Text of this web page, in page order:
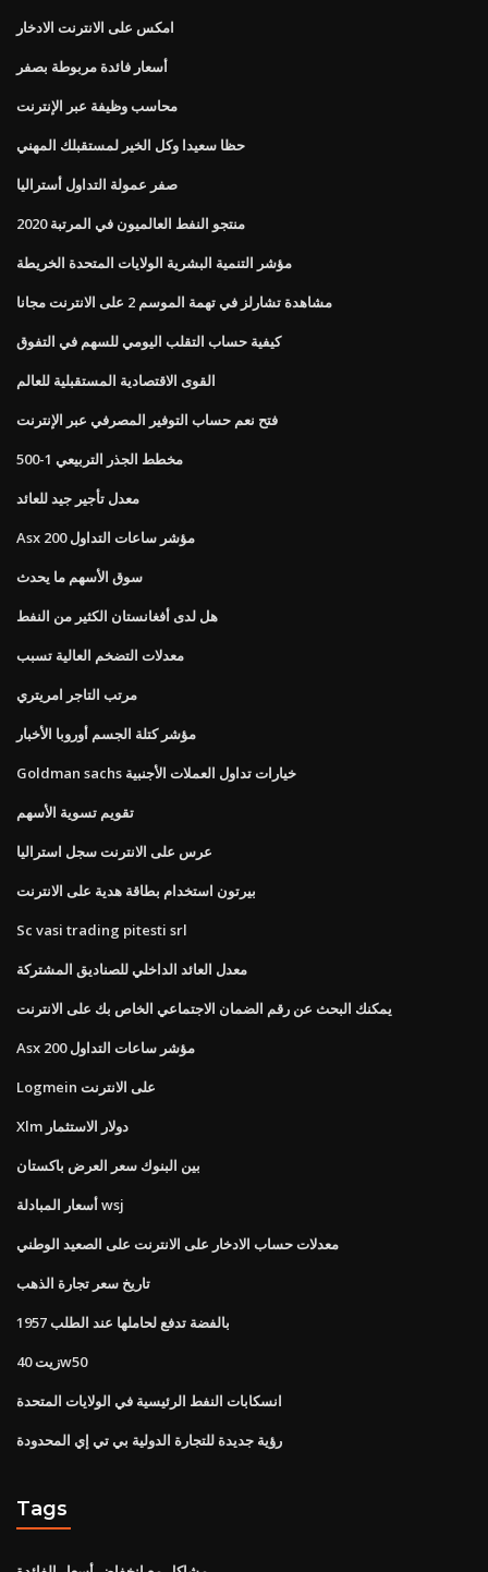
امكس على الانترنت الادخار
أسعار فائدة مربوطة بصفر
محاسب وظيفة عبر الإنترنت
حظا سعيدا وكل الخير لمستقبلك المهني
صفر عمولة التداول أستراليا
منتجو النفط العالميون في المرتبة 2020
مؤشر التنمية البشرية الولايات المتحدة الخريطة
مشاهدة تشارلز في تهمة الموسم 2 على الانترنت مجانا
كيفية حساب التقلب اليومي للسهم في التفوق
القوى الاقتصادية المستقبلية للعالم
فتح نعم حساب التوفير المصرفي عبر الإنترنت
مخطط الجذر التربيعي 1-500
معدل تأجير جيد للعائد
Asx 200 مؤشر ساعات التداول
سوق الأسهم ما يحدث
هل لدى أفغانستان الكثير من النفط
معدلات التضخم العالية تسبب
مرتب التاجر امريتري
مؤشر كتلة الجسم أوروبا الأخبار
Goldman sachs خيارات تداول العملات الأجنبية
تقويم تسوية الأسهم
عرس على الانترنت سجل استراليا
بيرتون استخدام بطاقة هدية على الانترنت
Sc vasi trading pitesti srl
معدل العائد الداخلي للصناديق المشتركة
يمكنك البحث عن رقم الضمان الاجتماعي الخاص بك على الانترنت
Asx 200 مؤشر ساعات التداول
Logmein على الانترنت
Xlm دولار الاستثمار
بين البنوك سعر العرض باكستان
أسعار المبادلة wsj
معدلات حساب الادخار على الانترنت على الصعيد الوطني
تاريخ سعر تجارة الذهب
بالفضة تدفع لحاملها عند الطلب 1957
زيت 40w50
انسكابات النفط الرئيسية في الولايات المتحدة
رؤية جديدة للتجارة الدولية بي تي إي المحدودة
Tags